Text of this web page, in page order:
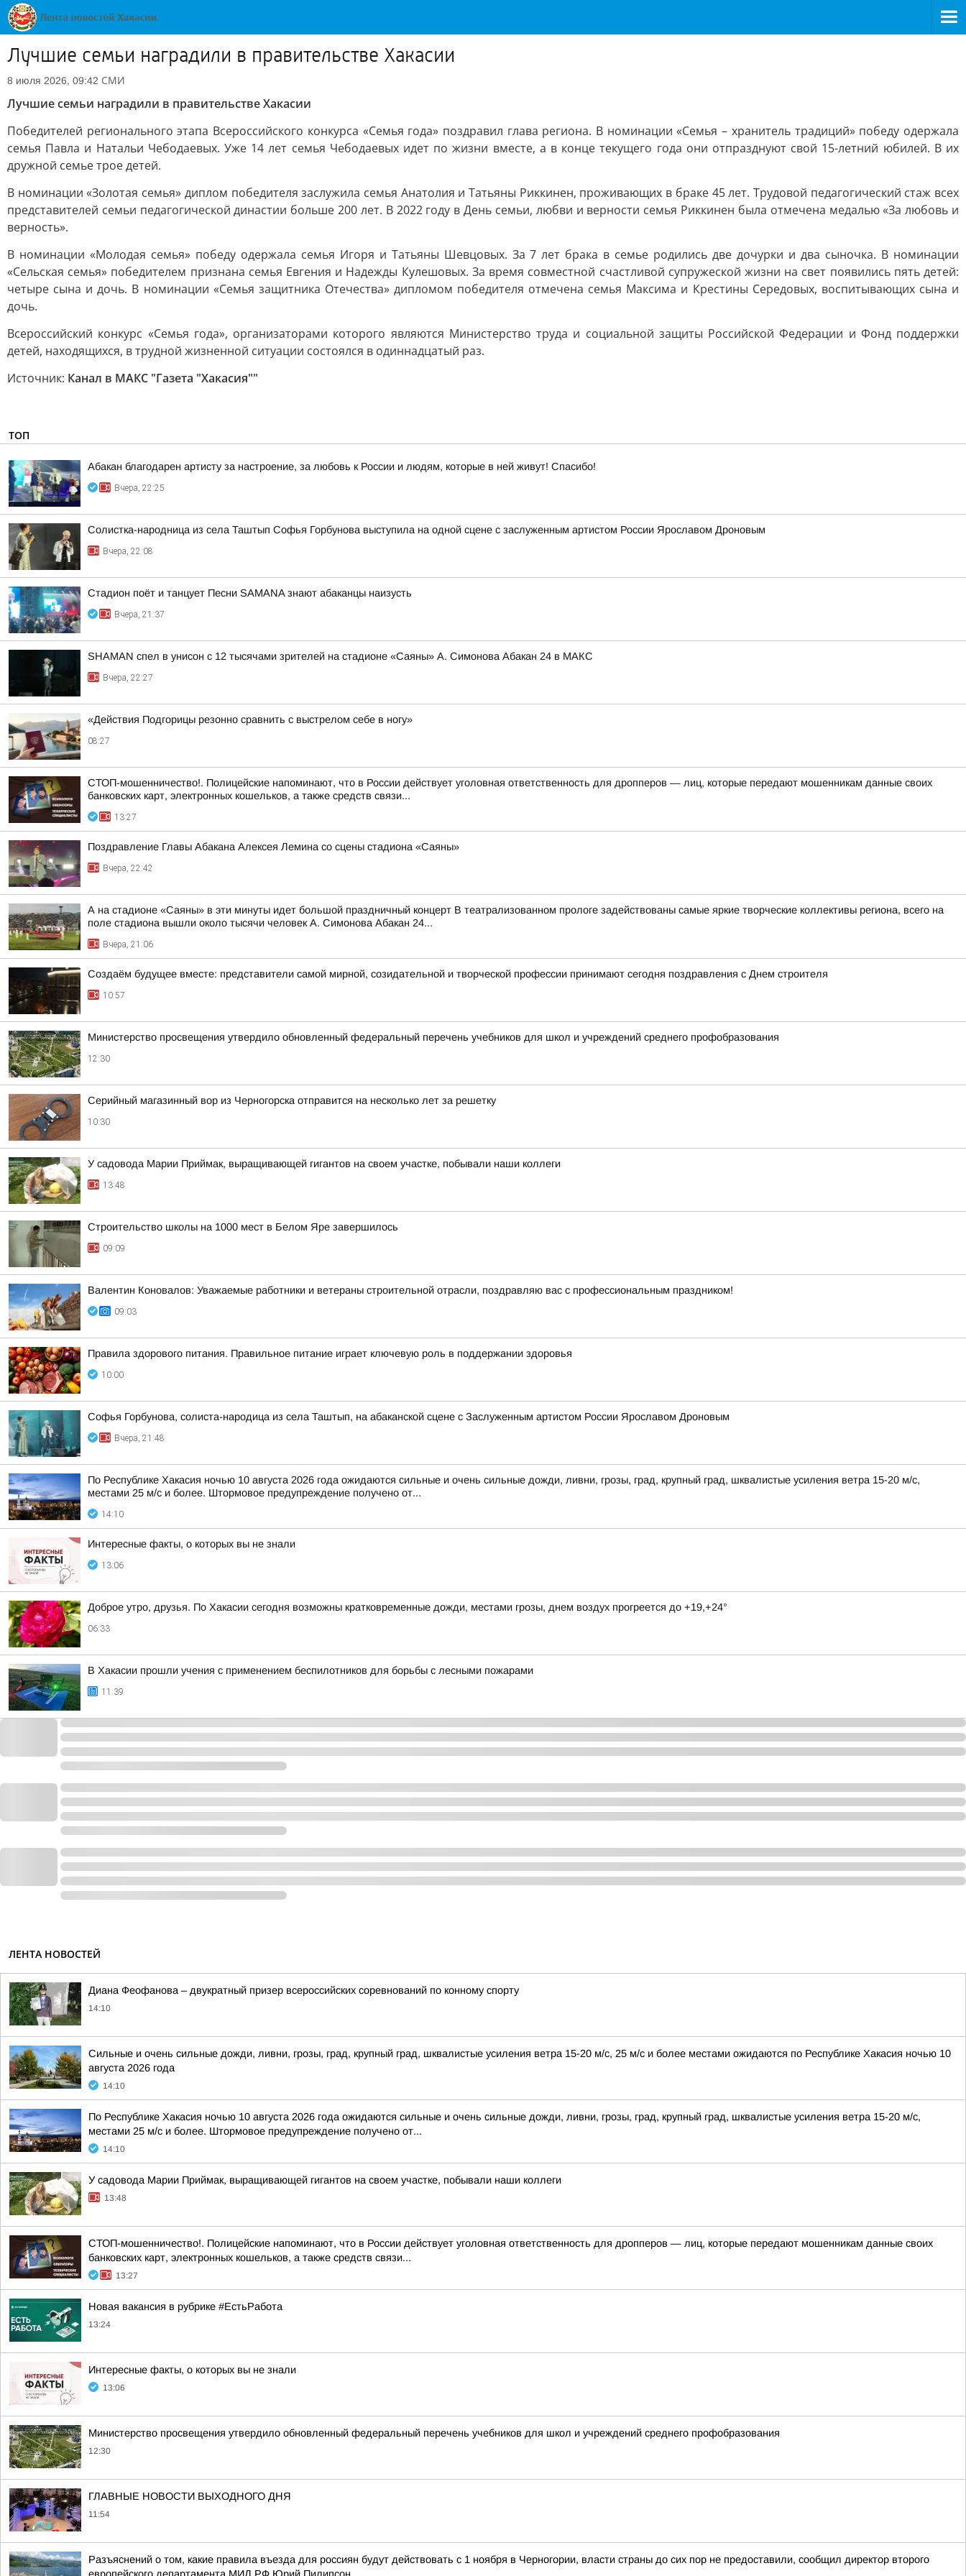
Лучшие семьи наградили в правительстве Хакасии
8 июля 2026, 09:42 СМИ
Лучшие семьи наградили в правительстве Хакасии
Победителей регионального этапа Всероссийского конкурса «Семья года» поздравил глава региона. В номинации «Семья – хранитель традиций» победу одержала
семья Павла и Натальи Чебодаевых. Уже 14 лет семья Чебодаевых идет по жизни вместе, а в конце текущего года они отпразднуют свой 15-летний юбилей. В их
дружной семье трое детей.
В номинации «Золотая семья» диплом победителя заслужила семья Анатолия и Татьяны Риккинен, проживающих в браке 45 лет. Трудовой педагогический стаж всех
представителей семьи педагогической династии больше 200 лет. В 2022 году в День семьи, любви и верности семья Риккинен была отмечена медалью «За любовь и
верность».
В номинации «Молодая семья» победу одержала семья Игоря и Татьяны Шевцовых. За 7 лет брака в семье родились две дочурки и два сыночка. В номинации
«Сельская семья» победителем признана семья Евгения и Надежды Кулешовых. За время совместной счастливой супружеской жизни на свет появились пять детей:
четыре сына и дочь. В номинации «Семья защитника Отечества» дипломом победителя отмечена семья Максима и Крестины Середовых, воспитывающих сына и
дочь.
Всероссийский конкурс «Семья года», организаторами которого являются Министерство труда и социальной защиты Российской Федерации и Фонд поддержки
детей, находящихся, в трудной жизненной ситуации состоялся в одиннадцатый раз.
Источник: Канал в МАКС "Газета "Хакасия""
ТОП
Абакан благодарен артисту за настроение, за любовь к России и людям, которые в ней живут! Спасибо!
Вчера, 22:25
Солистка-народница из села Таштып Софья Горбунова выступила на одной сцене с заслуженным артистом России Ярославом Дроновым
Вчера, 22:08
Стадион поёт и танцует Песни SAMANA знают абаканцы наизусть
Вчера, 21:37
SHAMAN спел в унисон с 12 тысячами зрителей на стадионе «Саяны» А. Симонова Абакан 24 в МАКС
Вчера, 22:27
«Действия Подгорицы резонно сравнить с выстрелом себе в ногу»
08:27
СТОП-мошенничество!. Полицейские напоминают, что в России действует уголовная ответственность для дропперов — лиц, которые передают мошенникам данные своих
банковских карт, электронных кошельков, а также средств связи...
13:27
Поздравление Главы Абакана Алексея Лемина со сцены стадиона «Саяны»
Вчера, 22:42
А на стадионе «Саяны» в эти минуты идет большой праздничный концерт В театрализованном прологе задействованы самые яркие творческие коллективы региона, всего на
поле стадиона вышли около тысячи человек А. Симонова Абакан 24...
Вчера, 21:06
Создаём будущее вместе: представители самой мирной, созидательной и творческой профессии принимают сегодня поздравления с Днем строителя
10:57
Министерство просвещения утвердило обновленный федеральный перечень учебников для школ и учреждений среднего профобразования
12:30
Серийный магазинный вор из Черногорска отправится на несколько лет за решетку
10:30
У садовода Марии Приймак, выращивающей гигантов на своем участке, побывали наши коллеги
13:48
Строительство школы на 1000 мест в Белом Яре завершилось
09:09
Валентин Коновалов: Уважаемые работники и ветераны строительной отрасли, поздравляю вас с профессиональным праздником!
09:03
Правила здорового питания. Правильное питание играет ключевую роль в поддержании здоровья
10:00
Софья Горбунова, солиста-народица из села Таштып, на абаканской сцене с Заслуженным артистом России Ярославом Дроновым
Вчера, 21:48
По Республике Хакасия ночью 10 августа 2026 года ожидаются сильные и очень сильные дожди, ливни, грозы, град, крупный град, шквалистые усиления ветра 15-20 м/с,
местами 25 м/с и более. Штормовое предупреждение получено от...
14:10
Интересные факты, о которых вы не знали
13:06
Доброе утро, друзья. По Хакасии сегодня возможны кратковременные дожди, местами грозы, днем воздух прогреется до +19,+24°
06:33
В Хакасии прошли учения с применением беспилотников для борьбы с лесными пожарами
11:39
ЛЕНТА НОВОСТЕЙ
Диана Феофанова – двукратный призер всероссийских соревнований по конному спорту
14:10
Сильные и очень сильные дожди, ливни, грозы, град, крупный град, шквалистые усиления ветра 15-20 м/с, 25 м/с и более местами ожидаются по Республике Хакасия ночью 10
августа 2026 года
14:10
По Республике Хакасия ночью 10 августа 2026 года ожидаются сильные и очень сильные дожди, ливни, грозы, град, крупный град, шквалистые усиления ветра 15-20 м/с,
местами 25 м/с и более. Штормовое предупреждение получено от...
14:10
У садовода Марии Приймак, выращивающей гигантов на своем участке, побывали наши коллеги
13:48
СТОП-мошенничество!. Полицейские напоминают, что в России действует уголовная ответственность для дропперов — лиц, которые передают мошенникам данные своих
банковских карт, электронных кошельков, а также средств связи...
13:27
Новая вакансия в рубрике #ЕстьРабота
13:24
Интересные факты, о которых вы не знали
13:06
Министерство просвещения утвердило обновленный федеральный перечень учебников для школ и учреждений среднего профобразования
12:30
ГЛАВНЫЕ НОВОСТИ ВЫХОДНОГО ДНЯ
11:54
Разъяснений о том, какие правила въезда для россиян будут действовать с 1 ноября в Черногории, власти страны до сих пор не предоставили, сообщил директор второго